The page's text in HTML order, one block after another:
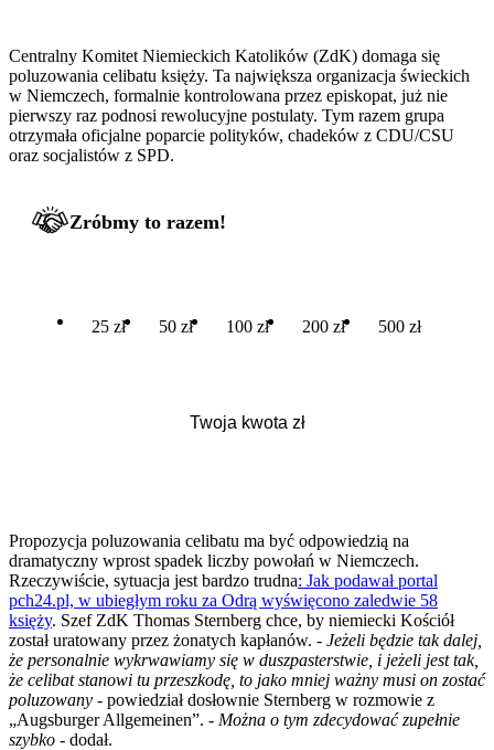
Centralny Komitet Niemieckich Katolików (ZdK) domaga się
poluzowania celibatu księży. Ta największa organizacja świeckich
w Niemczech, formalnie kontrolowana przez episkopat, już nie
pierwszy raz podnosi rewolucyjne postulaty. Tym razem grupa
otrzymała oficjalne poparcie polityków, chadeków z CDU/CSU
oraz socjalistów z SPD.
Zróbmy to razem!
25 zł 50 zł 100 zł 200 zł 500 zł
Propozycja poluzowania celibatu ma być odpowiedzią na
dramatyczny wprost spadek liczby powołań w Niemczech.
Rzeczywiście, sytuacja jest bardzo trudna: Jak podawał portal
pch24.pl, w ubiegłym roku za Odrą wyświęcono zaledwie 58
księży. Szef ZdK Thomas Sternberg chce, by niemiecki Kościół
został uratowany przez żonatych kapłanów. - Jeżeli będzie tak dalej,
że personalnie wykrwawiamy się w duszpasterstwie, i jeżeli jest tak,
że celibat stanowi tu przeszkodę, to jako mniej ważny musi on zostać
poluzowany - powiedział dosłownie Sternberg w rozmowie z
„Augsburger Allgemeinen”. - Można o tym zdecydować zupełnie
szybko - dodał.